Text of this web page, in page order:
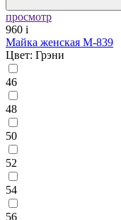
просмотр
960 i
Майка женская М-839
Цвет: Грэни
46
48
50
52
54
56